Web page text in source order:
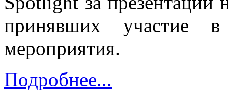
принявших участие
мероприятия.
Подробнее...